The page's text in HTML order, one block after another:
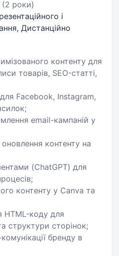
(2 роки)
і
Дистанційно
контенту для
товарів, SEO-статті,
Facebook, Instagram,
email-кампаній у
контенту на
(ChatGPT) для
контенту у Canva та
HTML-коду для
структури сторінок;
бренду в